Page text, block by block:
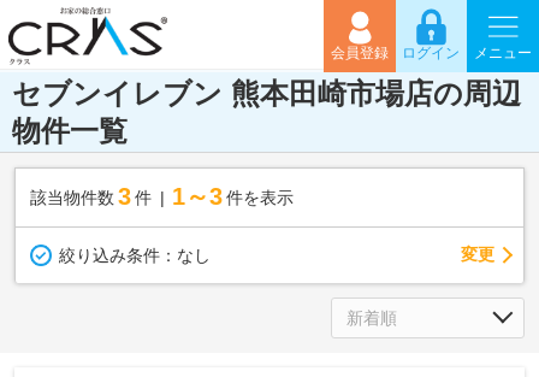
会員登録 ログイン メニュー
セブンイレブン 熊本田崎市場店の周辺
物件一覧
該当物件数 3件 1～3 件を表示
絞り込み条件： なし 変更